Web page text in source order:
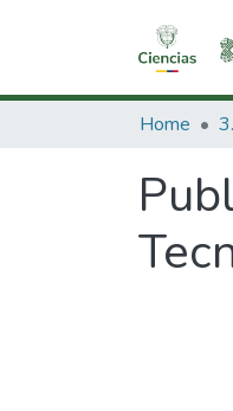
Home